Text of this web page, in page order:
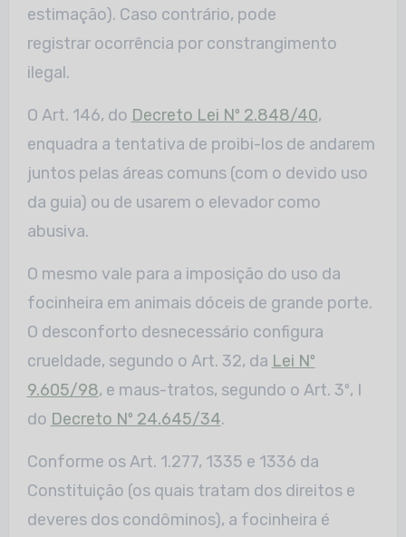
estimação). Caso contrário, pode
registrar ocorrência por constrangimento
ilegal.
O Art. 146, do Decreto Lei Nº 2.848/40,
enquadra a tentativa de proibi-los de andarem
juntos pelas áreas comuns (com o devido uso
da guia) ou de usarem o elevador como
abusiva.
O mesmo vale para a imposição do uso da
focinheira em animais dóceis de grande porte.
O desconforto desnecessário configura
crueldade, segundo o Art. 32, da Lei Nº
9.605/98, e maus-tratos, segundo o Art. 3º, I
do Decreto Nº 24.645/34.
Conforme os Art. 1.277, 1335 e 1336 da
Constituição (os quais tratam dos direitos e
deveres dos condôminos), a focinheira é